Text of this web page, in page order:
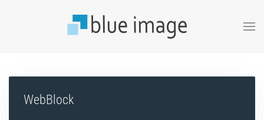
Zum Hauptinhalt springen
WebBlock